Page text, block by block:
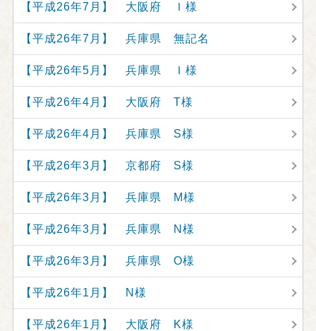
【平成26年7月】 大阪府 Ｉ様
【平成26年7月】 兵庫県 無記名
【平成26年5月】 兵庫県 Ｉ様
【平成26年4月】 大阪府 T様
【平成26年4月】 兵庫県 S様
【平成26年3月】 京都府 S様
【平成26年3月】 兵庫県 M様
【平成26年3月】 兵庫県 N様
【平成26年3月】 兵庫県 O様
【平成26年1月】 N様
【平成26年1月】 大阪府 K様